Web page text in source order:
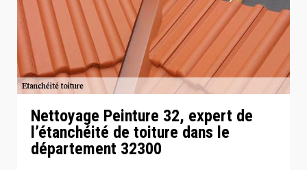
Nettoyage Peinture 32, expert de
l’étanchéité de toiture dans le
département 32300